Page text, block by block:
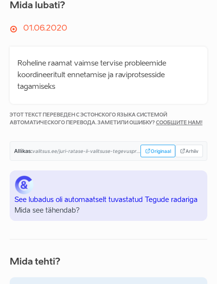
Mida lubati?
01.06.2020
Roheline raamat vaimse tervise probleemide
koordineeritult ennetamise ja raviprotsesside
tagamiseks
ЭТОТ ТЕКСТ ПЕРЕВЕДЕН С ЭСТОНСКОГО ЯЗЫКА СИСТЕМОЙ
АВТОМАТИЧЕСКОГО ПЕРЕВОДА. ЗАМЕТИЛИ ОШИБКУ? СООБЩИТЕ НАМ!
Allikas: Originaal Arhiiv
See lubadus oli automaatselt tuvastatud Tegude radariga
Mida see tähendab?
Mida tehti?